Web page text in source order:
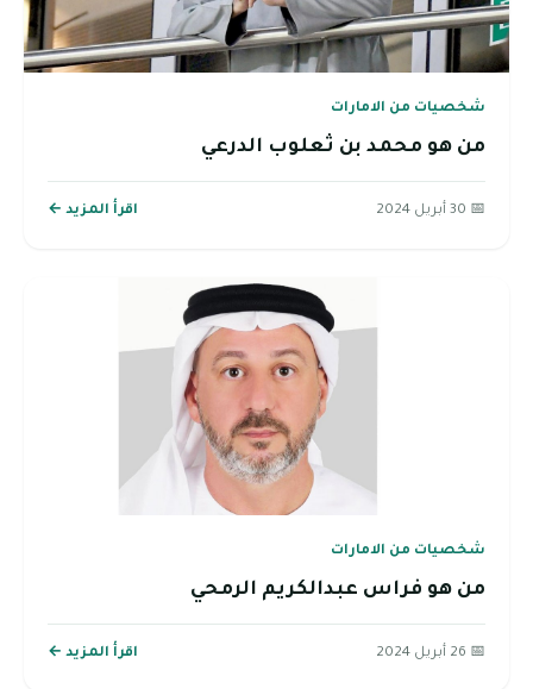
شخصيات من الامارات
من هو محمد بن ثعلوب الدرعي
📅 30 أبريل 2024 اقرأ المزيد ←
شخصيات من الامارات
من هو فراس عبدالكريم الرمحي
📅 26 أبريل 2024 اقرأ المزيد ←